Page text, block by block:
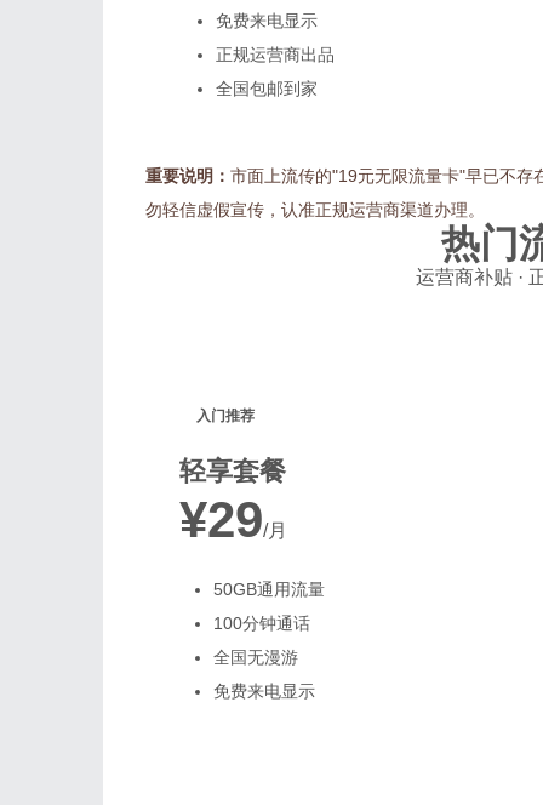
免费来电显示
正规运营商出品
全国包邮到家
重要说明： 市面上流传的"19元无限流量卡"早已不
勿轻信虚假宣传，认准正规运营商渠道办理。
热门
运营商补贴 ·
入门推荐
轻享套餐
¥29/月
50GB通用流量
100分钟通话
全国无漫游
免费来电显示